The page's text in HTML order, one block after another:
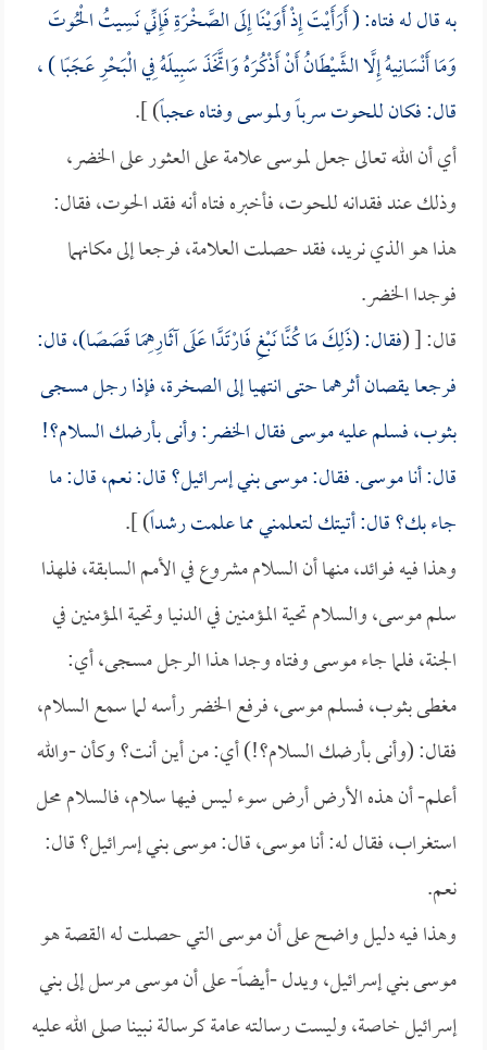
به قال له فتاه: ( أَرَأَيْتَ إِذْ أَوَيْنَا إِلَى الصَّخْرَةِ فَإِنِّي نَسِيتُ الْحُوتَ
وَمَا أَنْسَانِيهُ إِلَّا الشَّيْطَانُ أَنْ أَذْكُرَهُ وَاتَّخَذَ سَبِيلَهُ فِي الْبَحْرِ عَجَبًا ) ،
قال: فكان للحوت سرباً ولموسى وفتاه عجباً) ].
أي أن الله تعالى جعل لموسى علامة على العثور على الخضر،
وذلك عند فقدانه للحوت، فأخبره فتاه أنه فقد الحوت، فقال:
هذا هو الذي نريد، فقد حصلت العلامة، فرجعا إلى مكانهما
فوجدا الخضر.
قال: [ (فقال: (ذَلِكَ مَا كُنَّا نَبْغِ فَارْتَدَّا عَلَى آثَارِهِمَا قَصَصًا)، قال:
فرجعا يقصان أثرهما حتى انتهيا إلى الصخرة، فإذا رجل مسجى
بثوب، فسلم عليه موسى فقال الخضر: وأنى بأرضك السلام؟!
قال: أنا موسى. فقال: موسى بني إسرائيل؟ قال: نعم، قال: ما
جاء بك؟ قال: أتيتك لتعلمني مما علمت رشداً) ].
وهذا فيه فوائد، منها أن السلام مشروع في الأمم السابقة، فلهذا
سلم موسى، والسلام تحية المؤمنين في الدنيا وتحية المؤمنين في
الجنة، فلما جاء موسى وفتاه وجدا هذا الرجل مسجى، أي:
مغطى بثوب، فسلم موسى، فرفع الخضر رأسه لما سمع السلام،
فقال: (وأنى بأرضك السلام؟!) أي: من أين أنت؟ وكأن -والله
أعلم- أن هذه الأرض أرض سوء ليس فيها سلام، فالسلام محل
استغراب، فقال له: أنا موسى، قال: موسى بني إسرائيل؟ قال:
نعم.
وهذا فيه دليل واضح على أن موسى التي حصلت له القصة هو
موسى بني إسرائيل، ويدل -أيضاً- على أن موسى مرسل إلى بني
إسرائيل خاصة، وليست رسالته عامة كرسالة نبينا صلى الله عليه